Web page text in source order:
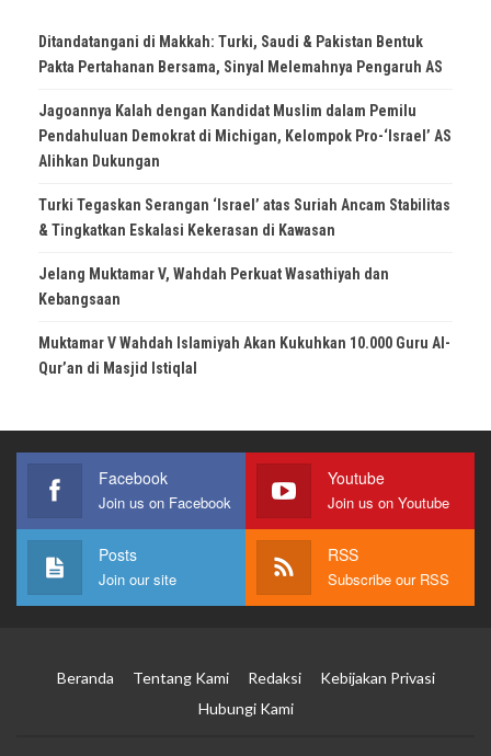
Ditandatangani di Makkah: Turki, Saudi & Pakistan Bentuk
Pakta Pertahanan Bersama, Sinyal Melemahnya Pengaruh AS
Jagoannya Kalah dengan Kandidat Muslim dalam Pemilu
Pendahuluan Demokrat di Michigan, Kelompok Pro-‘Israel’ AS
Alihkan Dukungan
Turki Tegaskan Serangan ‘Israel’ atas Suriah Ancam Stabilitas
& Tingkatkan Eskalasi Kekerasan di Kawasan
Jelang Muktamar V, Wahdah Perkuat Wasathiyah dan
Kebangsaan
Muktamar V Wahdah Islamiyah Akan Kukuhkan 10.000 Guru Al-
Qur’an di Masjid Istiqlal
Facebook
Join us on Facebook
Youtube
Join us on Youtube
Posts
Join our site
RSS
Subscribe our RSS
Beranda Tentang Kami Redaksi
Kebijakan Privasi
Hubungi Kami